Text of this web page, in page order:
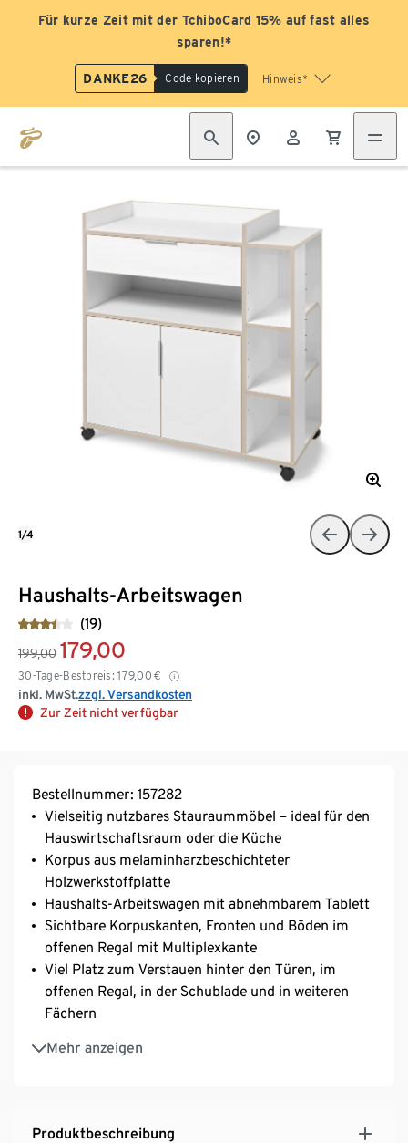
Für kurze Zeit mit der TchiboCard 15% auf fast alles
sparen!*
DANKE26 Code kopieren Hinweis*
Haushalts-Arbeitswagen
(19)
199,00 179,00
30-Tage-Bestpreis: 179,00 €
inkl. MwSt.zzgl. Versandkosten
Zur Zeit nicht verfügbar
1/4
Bestellnummer: 157282
Vielseitig nutzbares Stauraummöbel – ideal für den
Hauswirtschaftsraum oder die Küche
Korpus aus melaminharzbeschichteter
Holzwerkstoffplatte
Haushalts-Arbeitswagen mit abnehmbarem Tablett
Sichtbare Korpuskanten, Fronten und Böden im
offenen Regal mit Multiplexkante
Viel Platz zum Verstauen hinter den Türen, im
offenen Regal, in der Schublade und in weiteren
Fächern
Mehr anzeigen
1 höhenverstellbarer Einlegeboden hinter den Türen
mit weißer Kante für individuell anpassbaren
Türen mit Klickscharnieren – einfache Montage im
Produktbeschreibung